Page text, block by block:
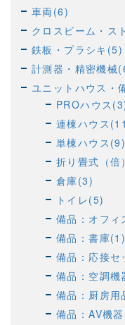
車両(6)
クロスビーム・ス
鉄板・プラシキ(5)
計測器・精密機械
ユニットハウス・
PROハウス
連棟ハウス
単棟ハウス(9)
折り畳式（
倉庫(3)
トイレ(5)
備品：オフ
備品：書庫(1)
備品：応接セ
備品：空調機
備品：厨房用
備品：AV機